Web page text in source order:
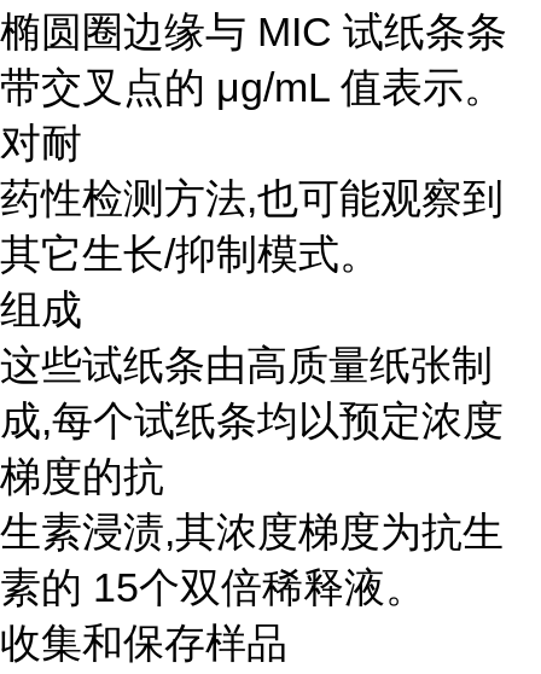
椭圆圈边缘与 MIC 试纸条条
带交叉点的 μg/mL 值表示。
对耐
药性检测方法,也可能观察到
其它生长/抑制模式。
组成
这些试纸条由高质量纸张制
成,每个试纸条均以预定浓度
梯度的抗
生素浸渍,其浓度梯度为抗生
素的 15个双倍稀释液。
收集和保存样品